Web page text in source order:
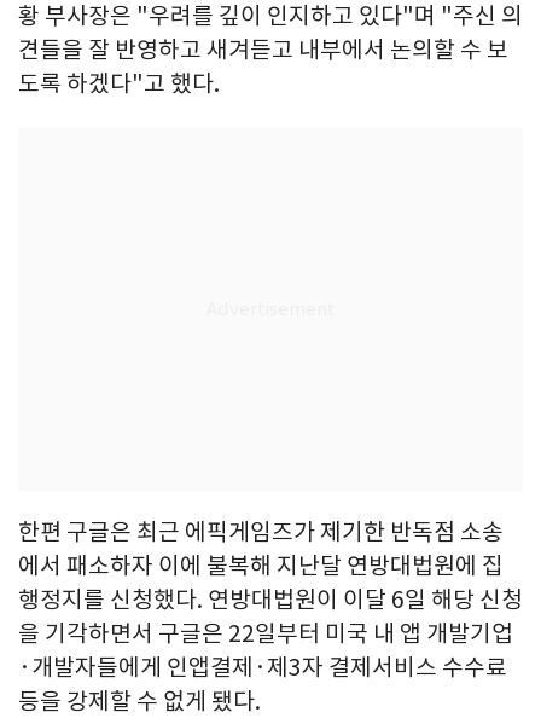
황 부사장은 "우려를 깊이 인지하고 있다"며 "주신 의
견들을 잘 반영하고 새겨듣고 내부에서 논의할 수 보
도록 하겠다"고 했다.
한편 구글은 최근 에픽게임즈가 제기한 반독점 소송
에서 패소하자 이에 불복해 지난달 연방대법원에 집
행정지를 신청했다. 연방대법원이 이달 6일 해당 신청
을 기각하면서 구글은 22일부터 미국 내 앱 개발기업
·개발자들에게 인앱결제·제3자 결제서비스 수수료
등을 강제할 수 없게 됐다.